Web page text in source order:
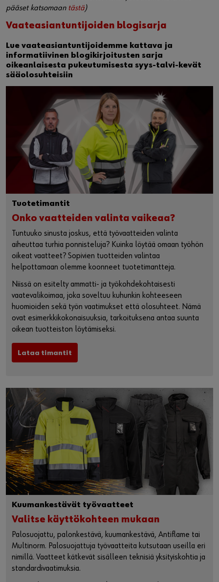
pääset katsomaan tästä)
Vaateasiantuntijoiden blogisarja
Lue vaateasiantuntijoidemme kattava ja
informatiivinen blogikirjoitusten sarja
oikeanlaisesta pukeutumisesta syys-talvi-kevät
sääolosuhteisiin
Tuotetimantit
Onko vaatteiden valinta vaikeaa?
Tuntuuko sinusta joskus, että työvaatteiden valinta
aiheuttaa turhia ponnisteluja? Kuinka löytää omaan työhön
oikeat vaatteet? Sopivien tuotteiden valintaa
helpottamaan olemme koonneet tuotetimantteja.
Niissä on esitelty ammatti- ja työkohdekohtaisesti
vaatevalikoimaa, joka soveltuu kuhunkin kohteeseen
huomioiden sekä työn vaatimukset että olosuhteet. Nämä
ovat esimerkkikokonaisuuksia, tarkoituksena antaa suunta
oikean tuotteiston löytämiseksi.
Lataa timantit
Kuumankestävät työvaatteet
Valitse käyttökohteen mukaan
Palosuojattu, palonkestävä, kuumankestävä, Antiflame tai
Multinorm. Palosuojattuja työvaatteita kutsutaan useilla eri
nimillä. Vaatteet kätkevät sisälleen teknisiä yksityiskohtia ja
standardivaatimuksia.